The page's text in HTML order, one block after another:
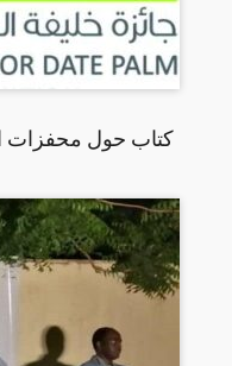
كتاب حول محفزات